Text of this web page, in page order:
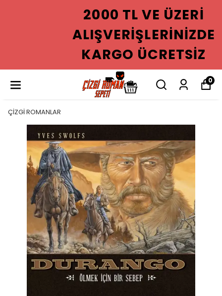
2000 TL VE ÜZERI
ALIŞVERIŞLERINIZDE
KARGO ÜCRETSIZ
0
ÇİZGİ ROMANLAR